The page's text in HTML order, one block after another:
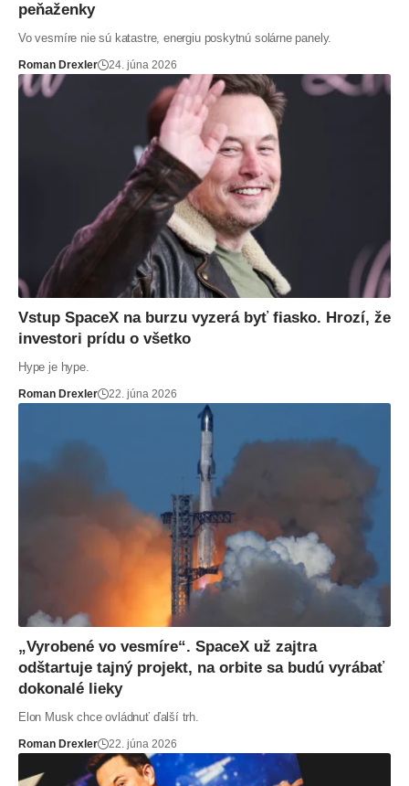
peňaženky
Vo vesmíre nie sú katastre, energiu poskytnú solárne panely.
Roman Drexler 24. júna 2026
Vstup SpaceX na burzu vyzerá byť fiasko. Hrozí, že
investori prídu o všetko
Hype je hype.
Roman Drexler 22. júna 2026
„Vyrobené vo vesmíre“. SpaceX už zajtra
odštartuje tajný projekt, na orbite sa budú vyrábať
dokonalé lieky
Elon Musk chce ovládnuť ďalší trh.
Roman Drexler 22. júna 2026